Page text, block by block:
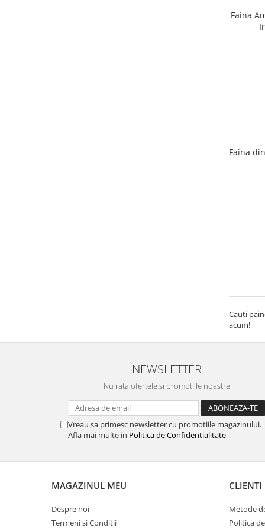
Faina
Faina
Cauti
acum!
NEWSLETTER
Nu rata ofertele si promotiile noastre
Vreau sa primesc newsletter cu promotiile magazinului.
Afla mai multe in Politica de Confidentialitate
MAGAZINUL MEU
Despre noi
Termeni si Conditii
CLIENTI
Metode
Politica